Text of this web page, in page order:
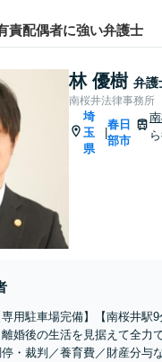
責配偶者に強い弁護士
林 優樹 弁護
南桜井法律事務所
埼
玉
県
春日
部市
専用駐車場完備】【南桜井駅
婚後の生活を見据えて全力
・裁判／養育費／財産分与